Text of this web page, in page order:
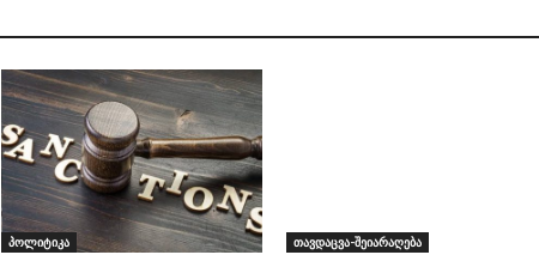
პოლიტიკა თავდაცვა-შეიარაღება